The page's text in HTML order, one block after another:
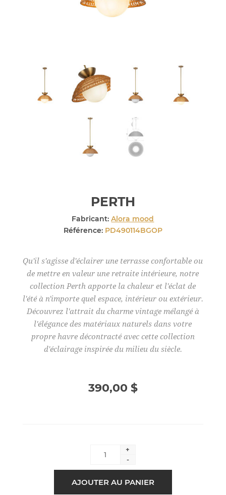
PERTH
Fabricant: Alora mood
Référence: PD490114BGOP
Qu'il s'agisse d'éclairer une terrasse confortable ou
de mettre en valeur une retraite intérieure, notre
collection Perth apporte la chaleur et l'éclat de
l'été à n'importe quel espace, intérieur ou extérieur.
Découvrez l'attrait du charme vintage mélangé à
l'élégance des matériaux naturels dans votre
propre havre décontracté avec cette collection
d'éclairage inspirée du milieu du siècle.
390,00 $
+
-